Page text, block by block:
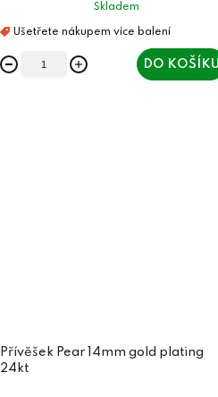
Skladem
DO KOŠÍKU
Přívěšek Pear 14mm gold plating
24kt